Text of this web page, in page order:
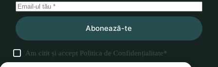
Abonează-te
Am citit și accept Politica de Confidențialitate*